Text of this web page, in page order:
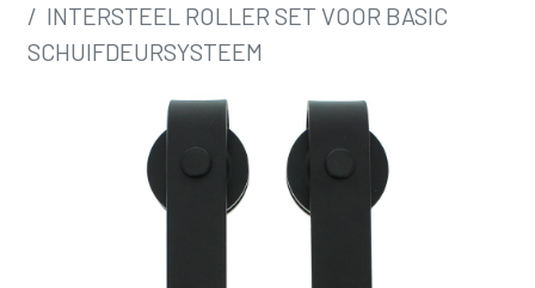
INTERSTEEL ROLLER SET VOOR BASIC
SCHUIFDEURSYSTEEM